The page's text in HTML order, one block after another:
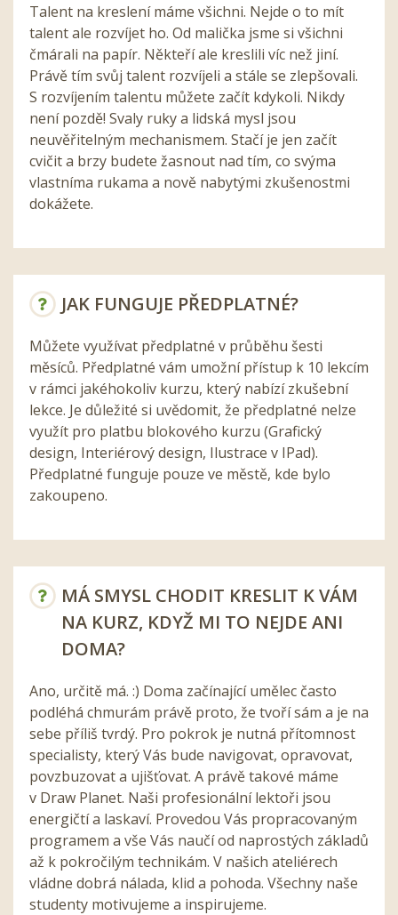
Talent na kreslení máme všichni. Nejde o to mít
talent ale rozvíjet ho. Od malička jsme si všichni
čmárali na papír. Někteří ale kreslili víc než jiní.
Právě tím svůj talent rozvíjeli a stále se zlepšovali.
S rozvíjením talentu můžete začít kdykoli. Nikdy
není pozdě! Svaly ruky a lidská mysl jsou
neuvěřitelným mechanismem. Stačí je jen začít
cvičit a brzy budete žasnout nad tím, co svýma
vlastníma rukama a nově nabytými zkušenostmi
dokážete.
JAK FUNGUJE PŘEDPLATNÉ?
Můžete využívat předplatné v průběhu šesti
měsíců. Předplatné vám umožní přístup k 10 lekcím
v rámci jakéhokoliv kurzu, který nabízí zkušební
lekce. Je důležité si uvědomit, že předplatné nelze
využít pro platbu blokového kurzu (Grafický
design, Interiérový design, Ilustrace v IPad).
Předplatné funguje pouze ve městě, kde bylo
zakoupeno.
MÁ SMYSL CHODIT KRESLIT K VÁM
NA KURZ, KDYŽ MI TO NEJDE ANI
DOMA?
Ano, určitě má. :) Doma začínající umělec často
podléhá chmurám právě proto, že tvoří sám a je na
sebe příliš tvrdý. Pro pokrok je nutná přítomnost
specialisty, který Vás bude navigovat, opravovat,
povzbuzovat a ujišťovat. A právě takové máme
v Draw Planet. Naši profesionální lektoři jsou
energičtí a laskaví. Provedou Vás propracovaným
programem a vše Vás naučí od naprostých základů
až k pokročilým technikám. V našich ateliérech
vládne dobrá nálada, klid a pohoda. Všechny naše
studenty motivujeme a inspirujeme.